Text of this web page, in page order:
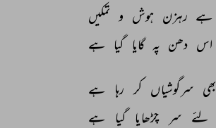
ہے رہزن ہوش و تمکیں
اس دھن پہ گایا گیا ہے
بھی سرگوشیاں کر رہا ہے
لئے سر چڑھایا گیا ہے